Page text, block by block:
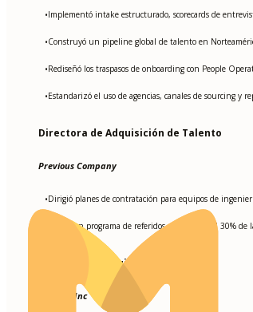
•Implementó intake estructurado, scorecards de
•Construyó un pipeline global de talento en
•Rediseñó los traspasos de onboarding con People
•Estandarizó el uso de agencias, canales de sourcing y
Directora de Adquisición de Talento
Previous Company
•Dirigió planes de contratación para equipos de
Lanzó un programa de referidos que generó el 30%
Gerente de Adquisición de Talento
Startup Inc